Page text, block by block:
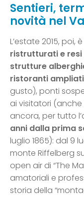
Sentieri,
novità nel
L’estate 2015, poi,
ristrutturati e
strutture
ristoranti ampliati
gusto), ponti
ai visitatori
ancora, per tutto
anni dalla prima
luglio 1865): dal 9
monte Riffelberg
open air di “The
amatoriali e
storia della